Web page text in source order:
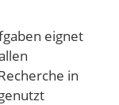
eignet
in